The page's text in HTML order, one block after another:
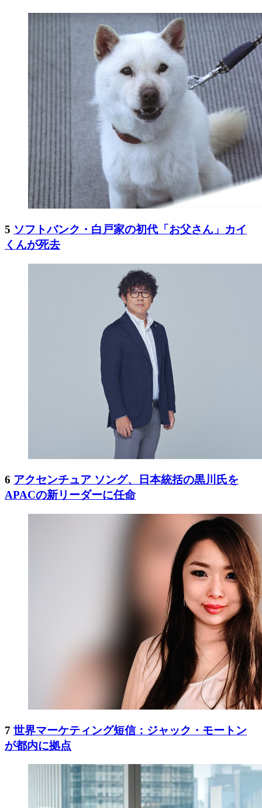
5 ソフトバンク・白戸家の初代「お父さん」カイ
くんが死去
6 アクセンチュア ソング、日本統括の黒川氏を
APACの新リーダーに任命
7 世界マーケティング短信：ジャック・モートン
が都内に拠点